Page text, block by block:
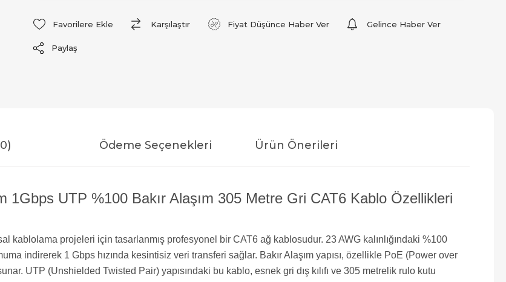
Favorilere Ekle Karşılaştır Fiyat Düşünce Haber Ver Gelince Haber Ver
Paylaş
Ödeme Seçenekleri Ürün Önerileri
UTP %100 Bakır Alaşım 305 Metre Gri CAT6 Kablo Özellikleri
kablolama projeleri için tasarlanmış profesyonel bir CAT6 ağ kablosudur. 23 AWG kalınlığındaki %100
indirerek 1 Gbps hızında kesintisiz veri transferi sağlar. Bakır Alaşım yapısı, özellikle PoE (Power over
UTP (Unshielded Twisted Pair) yapısındaki bu kablo, esnek gri dış kılıfı ve 305 metrelik rulo kutu